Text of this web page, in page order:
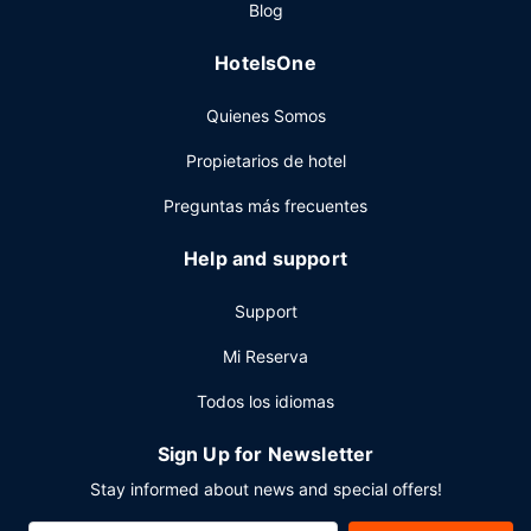
con una bebida en el bar o lounge. Se ofrece un desayuno
Tendrás un servicio de recepción las 24 horas, una
aparcamiento sin asistencia gratuito disponible.
Blog
HotelsOne
Quienes Somos
Propietarios de hotel
Preguntas más frecuentes
Help and support
Support
Mi Reserva
Todos los idiomas
Sign Up for Newsletter
Stay informed about news and special offers!